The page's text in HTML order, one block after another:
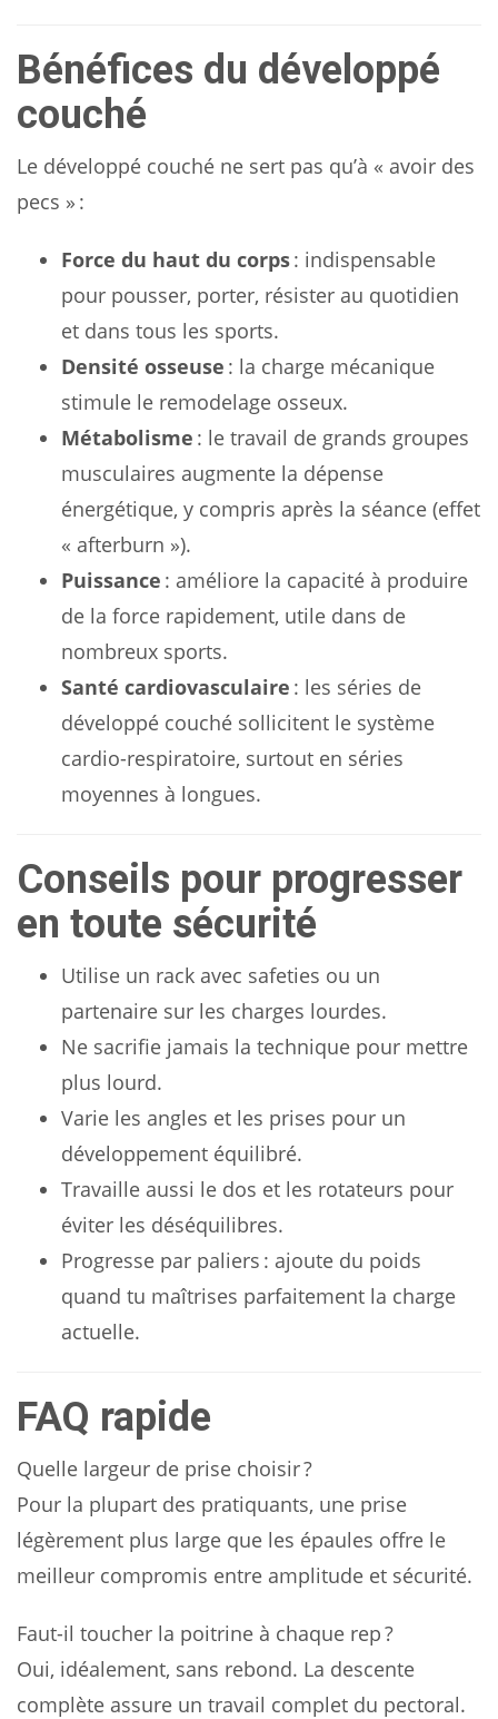
Bénéfices du développé
couché
Le développé couché ne sert pas qu’à « avoir des
pecs » :
Force du haut du corps: indispensable
pour pousser, porter, résister au quotidien
et dans tous les sports.
Densité osseuse : la charge mécanique
stimule le remodelage osseux.
Métabolisme : le travail de grands groupes
musculaires augmente la dépense
énergétique, y compris après la séance (effet
« afterburn »).
Puissance : améliore la capacité à produire
de la force rapidement, utile dans de
nombreux sports.
Santé cardiovasculaire : les séries de
développé couché sollicitent le système
cardio-respiratoire, surtout en séries
moyennes à longues.
Conseils pour progresser
en toute sécurité
Utilise un rack avec safeties ou un
partenaire sur les charges lourdes.
Ne sacrifie jamais la technique pour mettre
plus lourd.
Varie les angles et les prises pour un
développement équilibré.
Travaille aussi le dos et les rotateurs pour
éviter les déséquilibres.
Progresse par paliers : ajoute du poids
quand tu maîtrises parfaitement la charge
actuelle.
FAQ rapide
Quelle largeur de prise choisir ?
Pour la plupart des pratiquants, une prise
légèrement plus large que les épaules offre le
meilleur compromis entre amplitude et sécurité.
Faut-il toucher la poitrine à chaque rep ?
Oui, idéalement, sans rebond. La descente
complète assure un travail complet du pectoral.